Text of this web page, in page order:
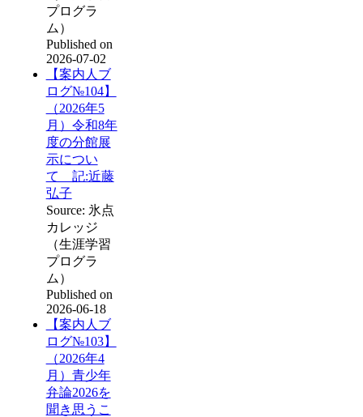
プログラ
ム）
Published on
2026-07-02
【案内人ブ
ログ№104】
（2026年5
月）令和8年
度の分館展
示につい
て 記:近藤
弘子
Source: 氷点
カレッジ
（生涯学習
プログラ
ム）
Published on
2026-06-18
【案内人ブ
ログ№103】
（2026年4
月）青少年
弁論2026を
聞き思うこ